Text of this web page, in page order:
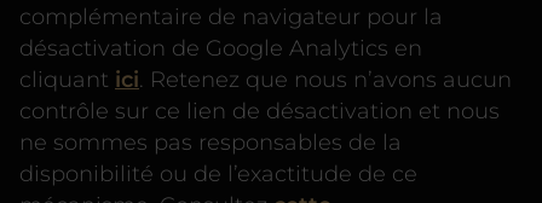
complémentaire de navigateur pour la
désactivation de Google Analytics en
cliquant ici . Retenez que nous n’avons aucun
contrôle sur ce lien de désactivation et nous
ne sommes pas responsables de la
disponibilité ou de l’exactitude de ce